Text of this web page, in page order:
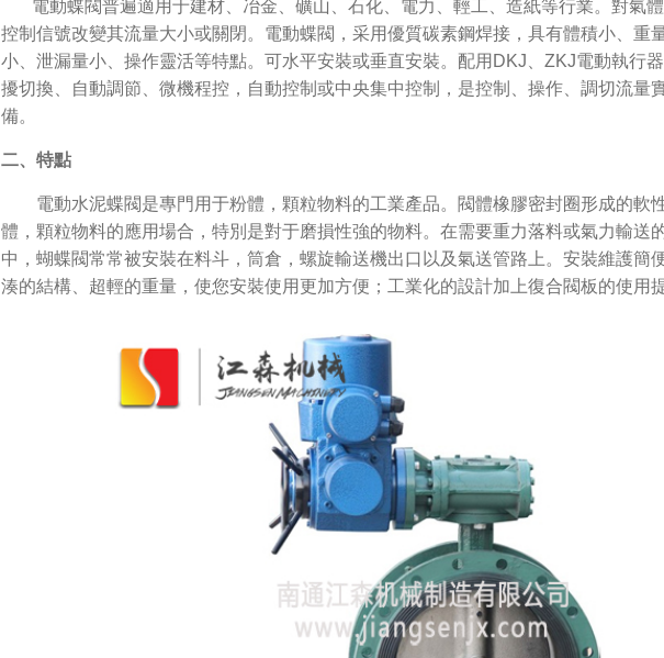
電動蝶閥普遍適用于建材、冶金、礦山、石化、電力、輕工、造紙等行業。對氣體
控制信號改變其流量大小或關閉。電動蝶閥，采用優質碳素鋼焊接，具有體積小、重
小、泄漏量小、操作靈活等特點。可水平安裝或垂直安裝。配用DKJ、ZKJ電動執行
擾切換、自動調節、微機程控，自動控制或中央集中控制，是控制、操作、調切流量
備。
二、特點
電動水泥蝶閥是專門用于粉體，顆粒物料的工業產品。閥體橡膠密封圈形成的軟
體，顆粒物料的應用場合，特別是對于磨損性強的物料。在需要重力落料或氣力輸送
中，蝴蝶閥常常被安裝在料斗，筒倉，螺旋輸送機出口以及氣送管路上。安裝維護簡
湊的結構、超輕的重量，使您安裝使用更加方便；工業化的設計加上復合閥板的使用